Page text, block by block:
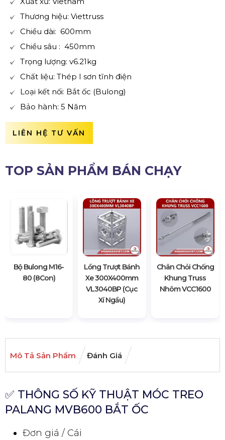
Thương hiệu: Viettruss
Chiều dài: 600mm
Chiều sâu : 450mm
Trọng lượng: v6.21kg
Chất liệu: Thép I sơn tĩnh điện
Loại kết nối: Bắt ốc (Bulong)
Bảo hành: 5 Năm
LIÊN HỆ TƯ VẤN
TOP SẢN PHẨM BÁN CHẠY
Bộ Bulong M16-
80 (8Con)
Lồng Trượt Bánh
Xe 300X400mm
VL3040BP (Cục
Xí Ngầu)
Chân Chỏi Chống
Khung Truss
Nhôm VCC1600
Mô Tả Sản Phẩm Đánh Giá
✅ THÔNG SỐ KỸ THUẬT MÓC TREO
PALANG MVB600 BẮT ỐC
Đơn giá / Cái